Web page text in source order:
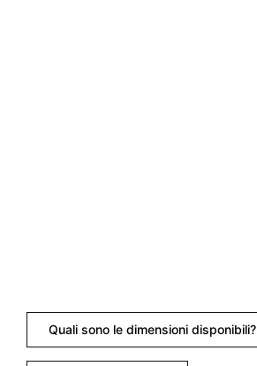
Quali sono le dimensioni disponibili?